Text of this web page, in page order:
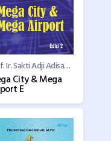
Prof. Ir. Sakti Adji Adisasmita, M.Si., M.Eng.Sc., Ph.D.
City & Mega
E